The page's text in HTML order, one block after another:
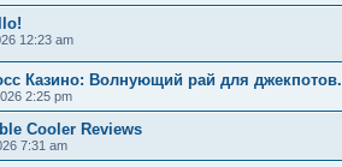
12:23 am
Казино: Волнующий рай для джекпотов.
2:25 pm
Cooler Reviews
7:31 am